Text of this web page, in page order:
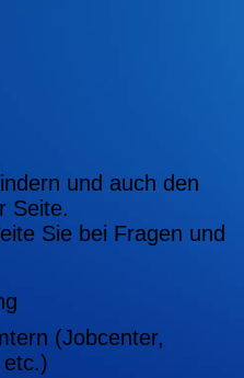
und auch den
Seite.
Sie bei Fragen und
(Jobcenter,
etc.)